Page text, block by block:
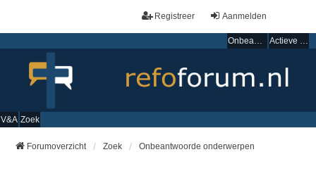
Aanmelden
Registreer
Onbeantwoorde onderwerpen Actieve onderwerpen
V&A Zoek
Forumoverzicht Zoek Onbeantwoorde onderwerpen